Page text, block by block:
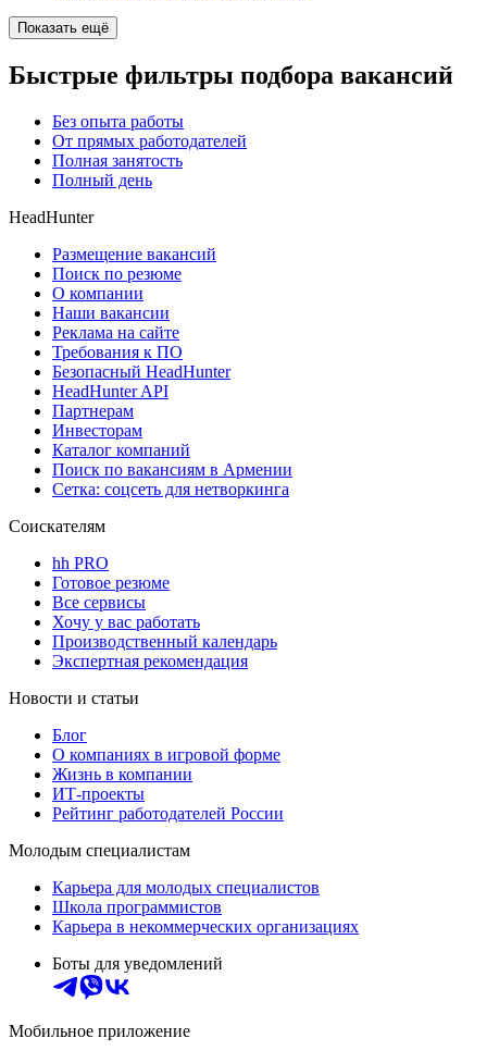
Показать ещё
Быстрые фильтры подбора вакансий
Без опыта работы
От прямых работодателей
Полная занятость
Полный день
HeadHunter
Размещение вакансий
Поиск по резюме
О компании
Наши вакансии
Реклама на сайте
Требования к ПО
Безопасный HeadHunter
HeadHunter API
Партнерам
Инвесторам
Каталог компаний
Поиск по вакансиям в Армении
Сетка: соцсеть для нетворкинга
Соискателям
hh PRO
Готовое резюме
Все сервисы
Хочу у вас работать
Производственный календарь
Экспертная рекомендация
Новости и статьи
Блог
О компаниях в игровой форме
Жизнь в компании
ИТ-проекты
Рейтинг работодателей России
Молодым специалистам
Карьера для молодых специалистов
Школа программистов
Карьера в некоммерческих организациях
Боты для уведомлений
Мобильное приложение